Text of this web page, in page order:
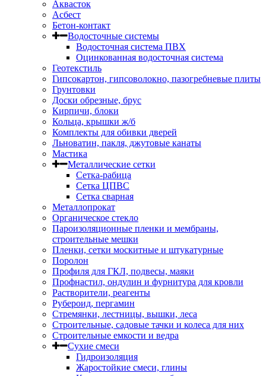
Аквасток
Асбест
Бетон-контакт
Водосточные системы
Водосточная система ПВХ
Оцинкованная водосточная система
Геотекстиль
Гипсокартон, гипсоволокно, пазогребневые плиты
Грунтовки
Доски обрезные, брус
Кирпичи, блоки
Кольца, крышки ж/б
Комплекты для обивки дверей
Льноватин, пакля, джутовые канаты
Мастика
Металлические сетки
Сетка-рабица
Сетка ЦПВС
Сетка сварная
Металлопрокат
Органическое стекло
Пароизоляционные пленки и мембраны,
строительные мешки
Пленки, сетки москитные и штукатурные
Поролон
Профиля для ГКЛ, подвесы, маяки
Профнастил, ондулин и фурнитура для кровли
Растворители, реагенты
Рубероид, пергамин
Стремянки, лестницы, вышки, леса
Строительные, садовые тачки и колеса для них
Строительные емкости и ведра
Сухие смеси
Гидроизоляция
Жаростойкие смеси, глины